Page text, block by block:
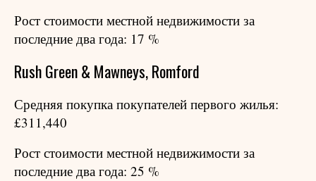
Рост стоимости местной недвижимости за
последние два года: 17 %
Rush Green & Mawneys, Romford
Средняя покупка покупателей первого жилья:
£311,440
Рост стоимости местной недвижимости за
последние два года: 25 %